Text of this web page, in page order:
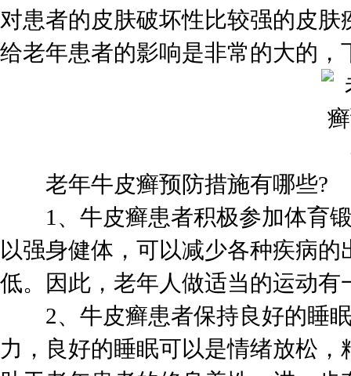
对患者的皮肤破坏性比较强的皮
给老年患者的影响是非常的大的，
老年牛皮癣预防措施有哪些?
1、牛皮癣患者积极参加体育锻
以强身健体，可以减少各种疾病
低。因此，老年人做适当的运动有
2、牛皮癣患者保持良好的睡眠
力，良好的睡眠可以是情绪放松